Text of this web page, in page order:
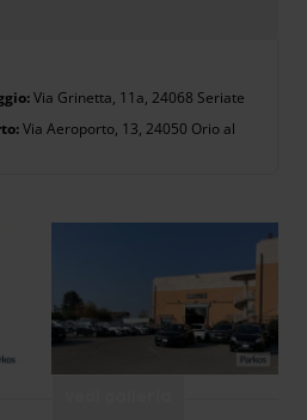
Via Grinetta, 11a, 24068 Seriate
Via Aeroporto, 13, 24050 Orio al